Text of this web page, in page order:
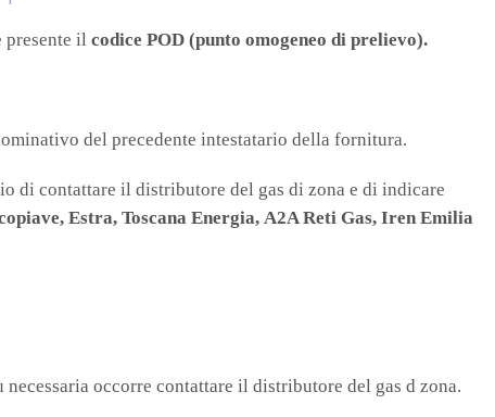
presente il codice POD (punto omogeneo di prelievo).
del precedente intestatario della fornitura.
di contattare il distributore del gas di zona e di indicare
Estra, Toscana Energia, A2A Reti Gas, Iren Emilia
occorre contattare il distributore del gas d zona.